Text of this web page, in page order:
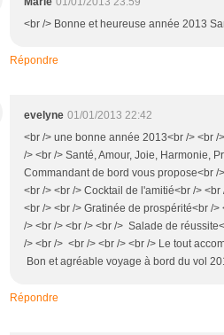
<br /> Bonne et heureuse année 2013
Répondre
evelyne 01/01/2013 22:42
<br /> une bonne année 2013<br /> <br /
/> <br /> Santé, Amour, Joie, Harmonie,
Commandant de bord vous propose<br /
<br /> <br /> Cocktail de l'amitié<br />
<br /> <br /> Gratinée de prospérité<br /
/> <br /> <br /> <br /> Salade de
/> <br /> <br /> <br /> <br /> Le tout
Bon et agréable voyage à bord du vol
Répondre